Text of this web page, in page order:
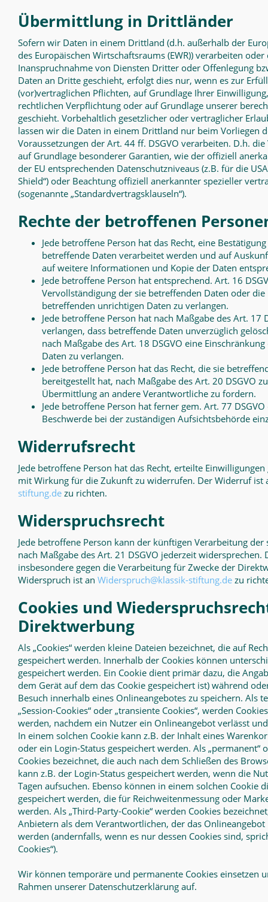
Übermittlung in Drittländer
Sofern wir Daten in einem Drittland (d.h. außerhalb der
des Europäischen Wirtschaftsraums (EWR)) verarbeiten
Inanspruchnahme von Diensten Dritter oder Offenlegung
Daten an Dritte geschieht, erfolgt dies nur, wenn es zur
(vor)vertraglichen Pflichten, auf Grundlage Ihrer
rechtlichen Verpflichtung oder auf Grundlage unserer
geschieht. Vorbehaltlich gesetzlicher oder vertraglicher
lassen wir die Daten in einem Drittland nur beim Vorliegen
Voraussetzungen der Art. 44 ff. DSGVO verarbeiten. D.h.
auf Grundlage besonderer Garantien, wie der offiziell
der EU entsprechenden Datenschutzniveaus (z.B. für die
Shield“) oder Beachtung offiziell anerkannter spezieller
(sogenannte „Standardvertragsklauseln“).
Rechte der betroffenen
Jede betroffene Person hat das Recht, eine
betreffende Daten verarbeitet werden und auf
auf weitere Informationen und Kopie der Daten
Jede betroffene Person hat entsprechend. Art. 16
Vervollständigung der sie betreffenden Daten oder
betreffenden unrichtigen Daten zu verlangen.
Jede betroffene Person hat nach Maßgabe des Art. 17
verlangen, dass betreffende Daten unverzüglich
nach Maßgabe des Art. 18 DSGVO eine
Daten zu verlangen.
Jede betroffene Person hat das Recht, die sie
bereitgestellt hat, nach Maßgabe des Art. 20 DSGVO
Übermittlung an andere Verantwortliche zu fordern.
Jede betroffene Person hat ferner gem. Art. 77 DSGVO
Beschwerde bei der zuständigen Aufsichtsbehörde
Widerrufsrecht
Jede betroffene Person hat das Recht, erteilte
mit Wirkung für die Zukunft zu widerrufen. Der Widerruf ist
stiftung.de zu richten.
Widerspruchsrecht
Jede betroffene Person kann der künftigen Verarbeitung
nach Maßgabe des Art. 21 DSGVO jederzeit widersprechen.
insbesondere gegen die Verarbeitung für Zwecke der
Widerspruch ist an Widerspruch@klassik-stiftung.de zu
Cookies und
Direktwerbung
Als „Cookies“ werden kleine Dateien bezeichnet, die auf
gespeichert werden. Innerhalb der Cookies können
gespeichert werden. Ein Cookie dient primär dazu, die
dem Gerät auf dem das Cookie gespeichert ist) während
Besuch innerhalb eines Onlineangebotes zu speichern. Als
„Session-Cookies“ oder „transiente Cookies“, werden
werden, nachdem ein Nutzer ein Onlineangebot verlässt
In einem solchen Cookie kann z.B. der Inhalt eines
oder ein Login-Status gespeichert werden. Als „permanent“
Cookies bezeichnet, die auch nach dem Schließen des
kann z.B. der Login-Status gespeichert werden, wenn die
Tagen aufsuchen. Ebenso können in einem solchen Cookie
gespeichert werden, die für Reichweitenmessung oder
werden. Als „Third-Party-Cookie“ werden Cookies
Anbietern als dem Verantwortlichen, der das
werden (andernfalls, wenn es nur dessen Cookies sind,
Cookies“).
Wir können temporäre und permanente Cookies einsetzen
Rahmen unserer Datenschutzerklärung auf.